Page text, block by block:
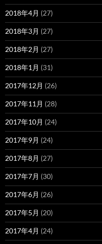
2018年4月 (27)
2018年3月 (27)
2018年2月 (27)
2018年1月 (31)
2017年12月 (26)
2017年11月 (28)
2017年10月 (24)
2017年9月 (24)
2017年8月 (27)
2017年7月 (30)
2017年6月 (26)
2017年5月 (20)
2017年4月 (24)